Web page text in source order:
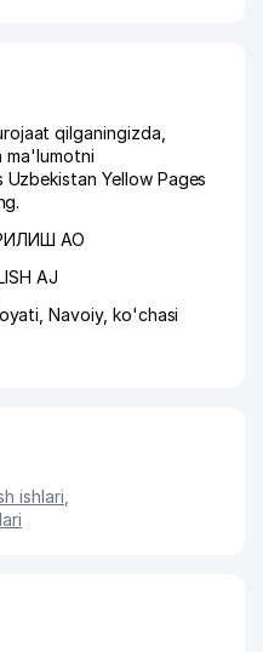
qilganingizda,
ma'lumotni
Yellow Pages
АО
AJ
,Navoiy, ko'chasi
ishlari